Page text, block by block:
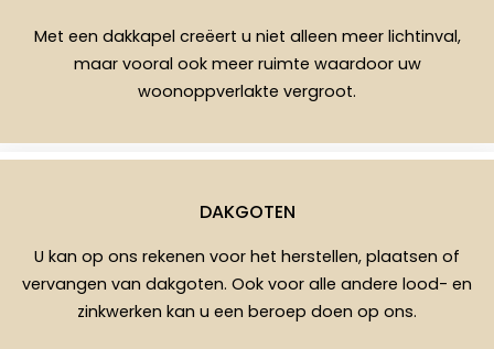
Met een dakkapel creëert u niet alleen meer lichtinval,
maar vooral ook meer ruimte waardoor uw
woonoppverlakte vergroot.
DAKGOTEN
U kan op ons rekenen voor het herstellen, plaatsen of
vervangen van dakgoten. Ook voor alle andere lood- en
zinkwerken kan u een beroep doen op ons.